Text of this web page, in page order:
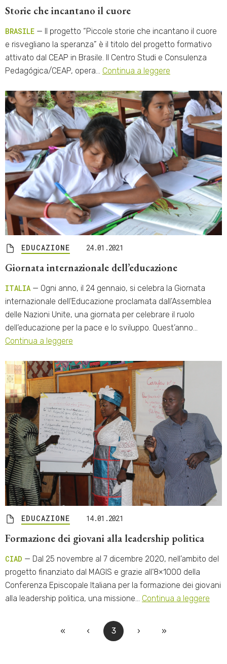
Storie che incantano il cuore
BRASILE — Il progetto “Piccole storie che incantano il cuore
e risvegliano la speranza” è il titolo del progetto formativo
attivato dal CEAP in Brasile. Il Centro Studi e Consulenza
Pedagógica/CEAP, opera… Continua a leggere
EDUCAZIONE 24.01.2021
Giornata internazionale dell’educazione
ITALIA — Ogni anno, il 24 gennaio, si celebra la Giornata
internazionale dell’Educazione proclamata dall’Assemblea
delle Nazioni Unite, una giornata per celebrare il ruolo
dell’educazione per la pace e lo sviluppo. Quest’anno…
Continua a leggere
EDUCAZIONE 14.01.2021
Formazione dei giovani alla leadership politica
CIAD — Dal 25 novembre al 7 dicembre 2020, nell’ambito del
progetto finanziato dal MAGIS e grazie all’8×1000 della
Conferenza Episcopale Italiana per la formazione dei giovani
alla leadership politica, una missione… Continua a leggere
« ‹ 3 › »